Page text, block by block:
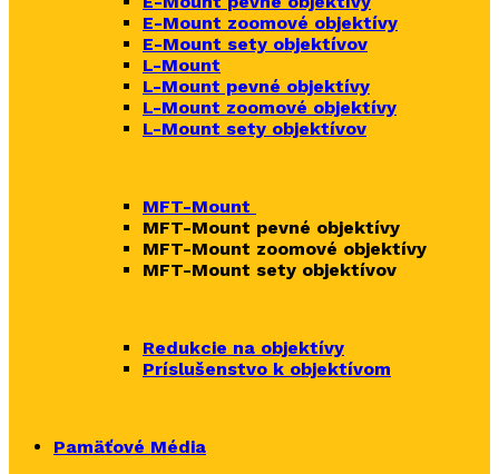
E-Mount zoomové objektívy
E-Mount sety objektívov
L-Mount
L-Mount pevné objektívy
L-Mount zoomové objektívy
L-Mount sety objektívov
MFT-Mount
MFT-Mount pevné objektívy
MFT-Mount zoomové objektívy
MFT-Mount sety objektívov
Redukcie na objektívy
Príslušenstvo k objektívom
Pamäťové Média